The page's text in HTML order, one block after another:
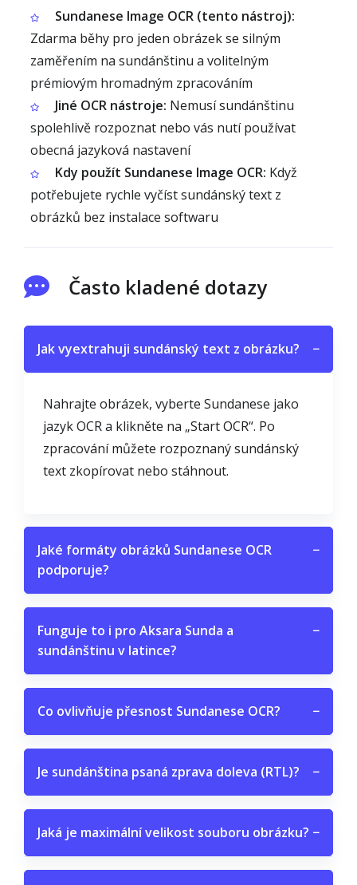
Sundanese Image OCR (tento nástroj):
Zdarma běhy pro jeden obrázek se silným
zaměřením na sundánštinu a volitelným
prémiovým hromadným zpracováním
Jiné OCR nástroje: Nemusí sundánštinu
spolehlivě rozpoznat nebo vás nutí používat
obecná jazyková nastavení
Kdy použít Sundanese Image OCR: Když
potřebujete rychle vyčíst sundánský text z
obrázků bez instalace softwaru
Často kladené dotazy
Jak vyextrahuji sundánský text z obrázku? −
Nahrajte obrázek, vyberte Sundanese jako
jazyk OCR a klikněte na „Start OCR“. Po
zpracování můžete rozpoznaný sundánský
text zkopírovat nebo stáhnout.
Jaké formáty obrázků Sundanese OCR
podporuje?
−
Funguje to i pro Aksara Sunda a
sundánštinu v latince?
−
Co ovlivňuje přesnost Sundanese OCR? −
Je sundánština psaná zprava doleva (RTL)? −
Jaká je maximální velikost souboru obrázku? −